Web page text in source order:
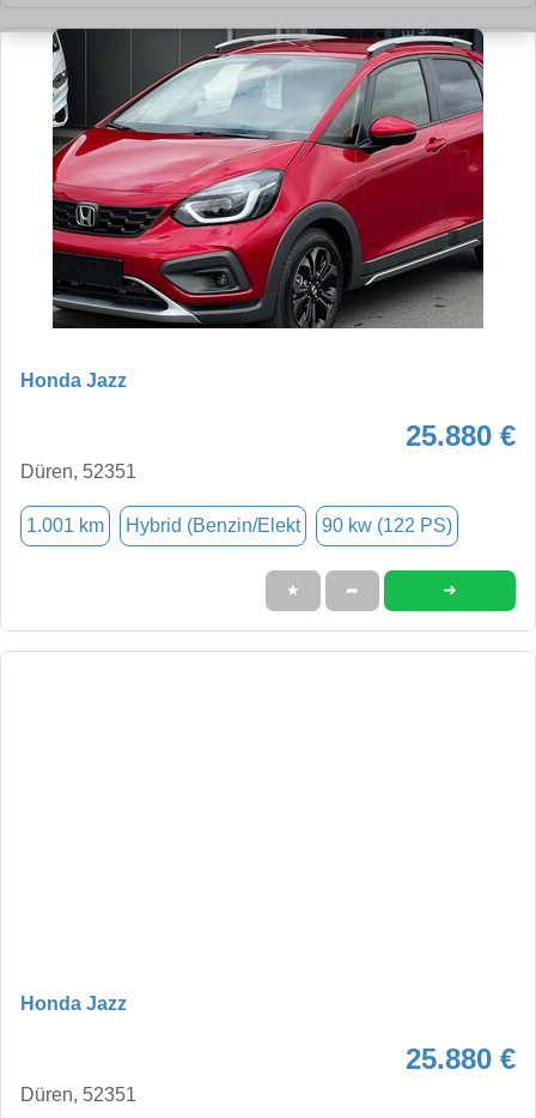
Honda Jazz
25.880 €
Düren, 52351
1.001 km Hybrid (Benzin/Elekt 90 kw (122 PS)
★ ➦ ➜
Honda Jazz
25.880 €
Düren, 52351